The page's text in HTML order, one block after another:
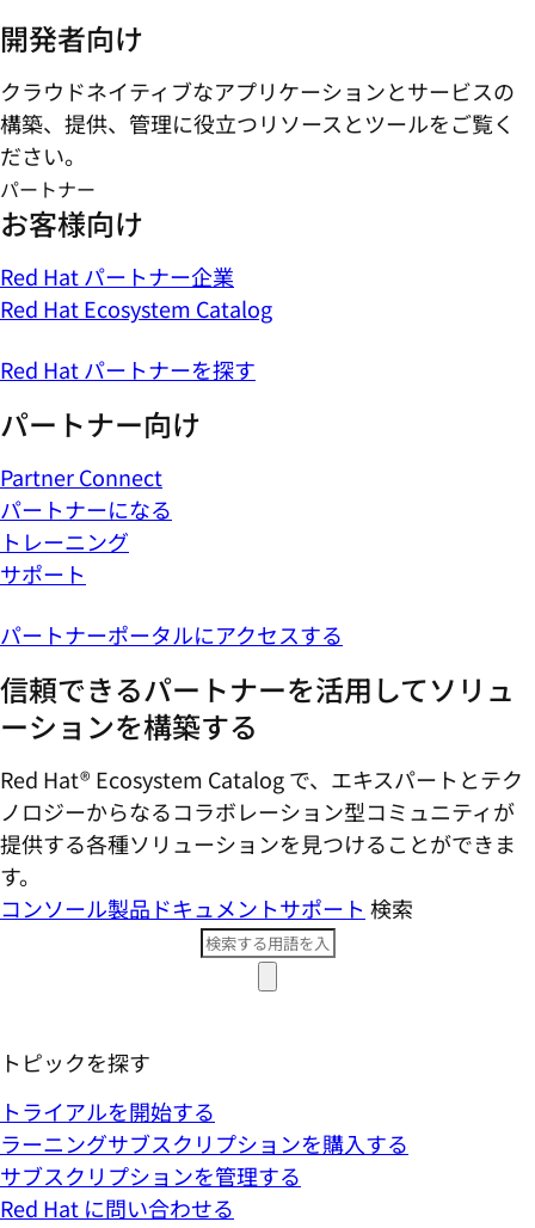
開発者向け
クラウドネイティブなアプリケーションとサービスの
構築、提供、管理に役立つリソースとツールをご覧く
ださい。
パートナー
お客様向け
Red Hat パートナー企業
Red Hat Ecosystem Catalog
Red Hat パートナーを探す
パートナー向け
Partner Connect
パートナーになる
トレーニング
サポート
パートナーポータルにアクセスする
信頼できるパートナーを活用してソリュ
ーションを構築する
Red Hat® Ecosystem Catalog で、エキスパートとテク
ノロジーからなるコラボレーション型コミ​ュニティが
提供する各種ソリューションを見つけることができま
す。
コンソール製品ドキュメントサポート 検索
トピックを探す
トライアルを開始する
ラーニングサブスクリプションを購入する
サブスクリプションを管理する
Red Hat に問い合わせる